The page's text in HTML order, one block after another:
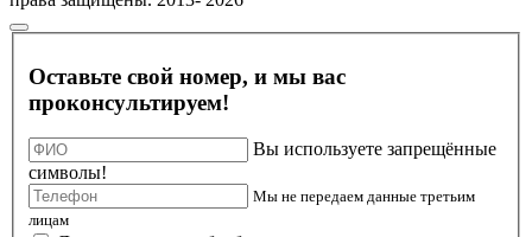
Оставьте свой номер, и мы вас
проконсультируем!
Вы используете запрещённые
символы!
Мы не передаем данные третьим
лицам